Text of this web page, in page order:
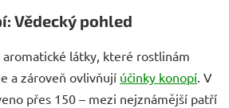
Vědecký pohled
látky, které rostlinám
a zároveň ovlivňují účinky konopí. V
přes 150 – mezi nejznámější patří